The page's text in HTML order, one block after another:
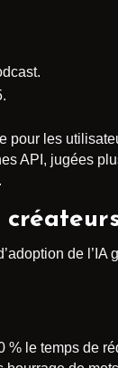
pour les
API, jugées
de l’IA
% le temps de